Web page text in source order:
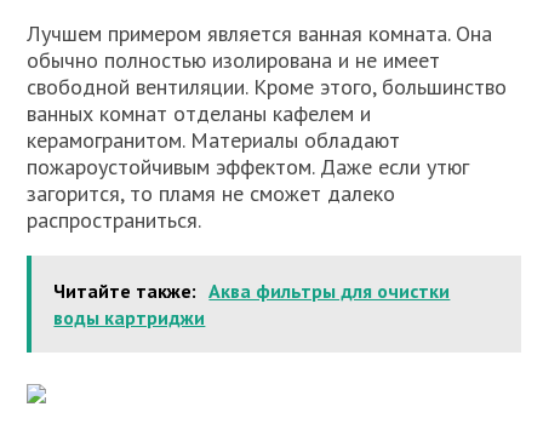
Лучшем примером является ванная комната. Она
обычно полностью изолирована и не имеет
свободной вентиляции. Кроме этого, большинство
ванных комнат отделаны кафелем и
керамогранитом. Материалы обладают
пожароустойчивым эффектом. Даже если утюг
загорится, то пламя не сможет далеко
распространиться.
Читайте также: Аква фильтры для очистки
воды картриджи